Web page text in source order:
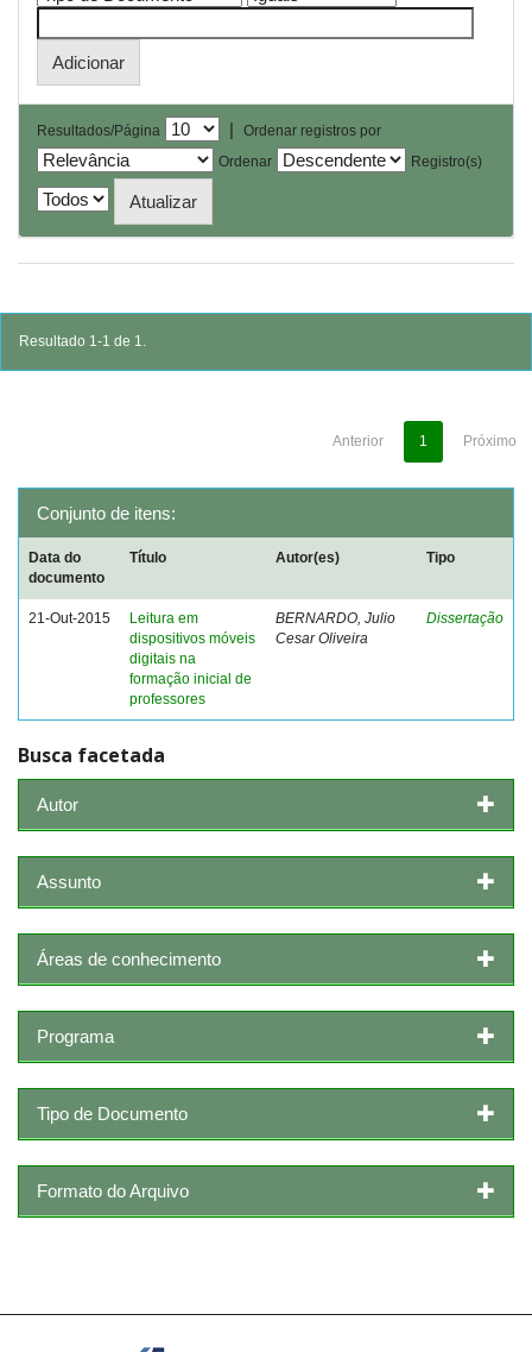
Resultados/Página |
Ordenar registros por
Ordenar
Registro(s)
Resultado 1-1 de 1.
Anterior 1 Próximo
Conjunto de itens:
Data do
documento
Título Autor(es) Tipo
21-Out-2015
Leitura em
dispositivos móveis
digitais na
formação inicial de
professores
BERNARDO, Julio
Cesar Oliveira
Dissertação
Busca facetada
Autor
Assunto
Áreas de conhecimento
Programa
Tipo de Documento
Formato do Arquivo